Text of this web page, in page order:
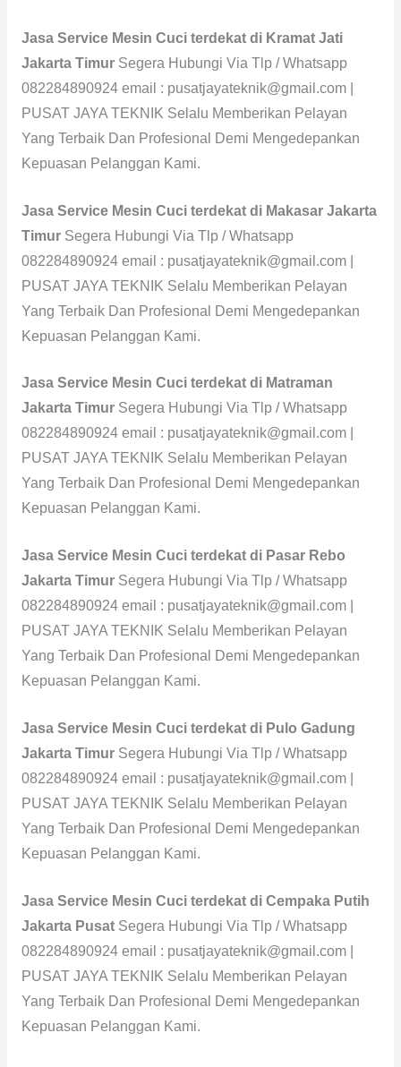
Jasa Service Mesin Cuci terdekat di Kramat Jati
Jakarta Timur Segera Hubungi Via Tlp / Whatsapp
082284890924 email : pusatjayateknik@gmail.com |
PUSAT JAYA TEKNIK Selalu Memberikan Pelayan
Yang Terbaik Dan Profesional Demi Mengedepankan
Kepuasan Pelanggan Kami.
Jasa Service Mesin Cuci terdekat di Makasar Jakarta
Timur Segera Hubungi Via Tlp / Whatsapp
082284890924 email : pusatjayateknik@gmail.com |
PUSAT JAYA TEKNIK Selalu Memberikan Pelayan
Yang Terbaik Dan Profesional Demi Mengedepankan
Kepuasan Pelanggan Kami.
Jasa Service Mesin Cuci terdekat di Matraman
Jakarta Timur Segera Hubungi Via Tlp / Whatsapp
082284890924 email : pusatjayateknik@gmail.com |
PUSAT JAYA TEKNIK Selalu Memberikan Pelayan
Yang Terbaik Dan Profesional Demi Mengedepankan
Kepuasan Pelanggan Kami.
Jasa Service Mesin Cuci terdekat di Pasar Rebo
Jakarta Timur Segera Hubungi Via Tlp / Whatsapp
082284890924 email : pusatjayateknik@gmail.com |
PUSAT JAYA TEKNIK Selalu Memberikan Pelayan
Yang Terbaik Dan Profesional Demi Mengedepankan
Kepuasan Pelanggan Kami.
Jasa Service Mesin Cuci terdekat di Pulo Gadung
Jakarta Timur Segera Hubungi Via Tlp / Whatsapp
082284890924 email : pusatjayateknik@gmail.com |
PUSAT JAYA TEKNIK Selalu Memberikan Pelayan
Yang Terbaik Dan Profesional Demi Mengedepankan
Kepuasan Pelanggan Kami.
Jasa Service Mesin Cuci terdekat di Cempaka Putih
Jakarta Pusat Segera Hubungi Via Tlp / Whatsapp
082284890924 email : pusatjayateknik@gmail.com |
PUSAT JAYA TEKNIK Selalu Memberikan Pelayan
Yang Terbaik Dan Profesional Demi Mengedepankan
Kepuasan Pelanggan Kami.